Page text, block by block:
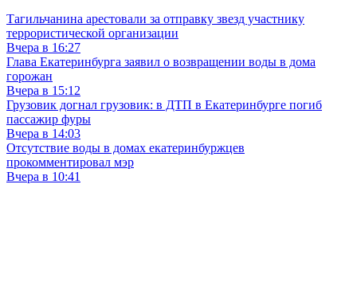
Тагильчанина арестовали за отправку звезд участнику
террористической организации
Вчера в 16:27
Глава Екатеринбурга заявил о возвращении воды в дома
горожан
Вчера в 15:12
Грузовик догнал грузовик: в ДТП в Екатеринбурге погиб
пассажир фуры
Вчера в 14:03
Отсутствие воды в домах екатеринбуржцев
прокомментировал мэр
Вчера в 10:41